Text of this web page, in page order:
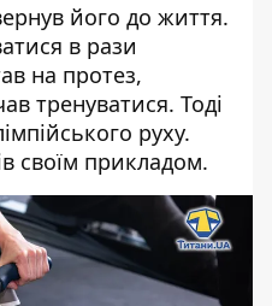
його до життя.
в рази
на протез,
тренуватися. Тоді
руху.
своїм прикладом.